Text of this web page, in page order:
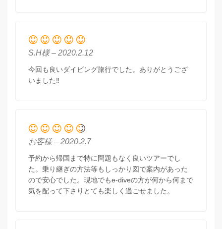
S.H様 – 2020.2.12
今回も良いダイビング旅行でした。ありがとうござ
いました‼️
お客様 – 2020.2.7
予約から帰国まで特に問題もなく良いツアーでし
た。乗り継ぎの方法等もしっかり図で案内があった
ので安心でした。現地でもe-diveの方が何から何まで
気を配って下さりとても楽しく過ごせました。